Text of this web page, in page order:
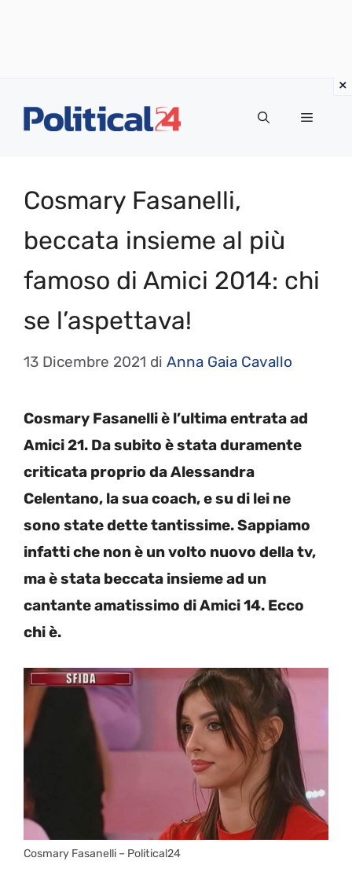
Menu
Cosmary Fasanelli,
beccata insieme al più
famoso di Amici 2014: chi
se l’aspettava!
13 Dicembre 2021 di Anna Gaia Cavallo
Cosmary Fasanelli è l’ultima entrata ad
Amici 21. Da subito è stata duramente
criticata proprio da Alessandra
Celentano, la sua coach, e su di lei ne
sono state dette tantissime. Sappiamo
infatti che non è un volto nuovo della tv,
ma è stata beccata insieme ad un
cantante amatissimo di Amici 14. Ecco
chi è.
Cosmary Fasanelli – Political24